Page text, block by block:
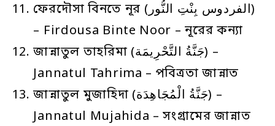
ফেরদৌসা বিনতে নূর (الفردوس بِنْتِ النُّور)
– Firdousa Binte Noor – নূরের কন্যা
জান্নাতুল তাহরিমা (جَنَّةُ التَّحْرِيمَة) –
Jannatul Tahrima – পবিত্রতা জান্নাত
জান্নাতুল মুজাহিদা (جَنَّةُ الْمُجَاهِدَة) –
Jannatul Mujahida – সংগ্রামের জান্নাত